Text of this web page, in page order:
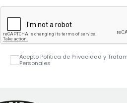
Acepto Política de Privacidad y
Personales